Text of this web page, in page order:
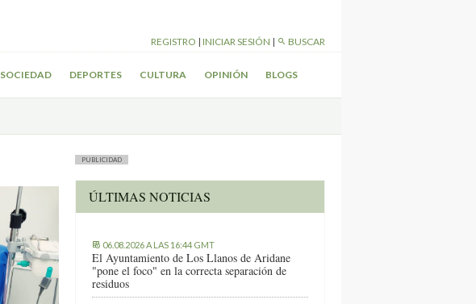
REGISTRO | INICIAR SESIÓN | BUSCAR
SOCIEDAD DEPORTES CULTURA OPINIÓN BLOGS
PUBLICIDAD
ÚLTIMAS NOTICIAS
06.08.2026 A LAS 16:44 GMT
El Ayuntamiento de Los Llanos de Aridane
"pone el foco" en la correcta separación de
residuos